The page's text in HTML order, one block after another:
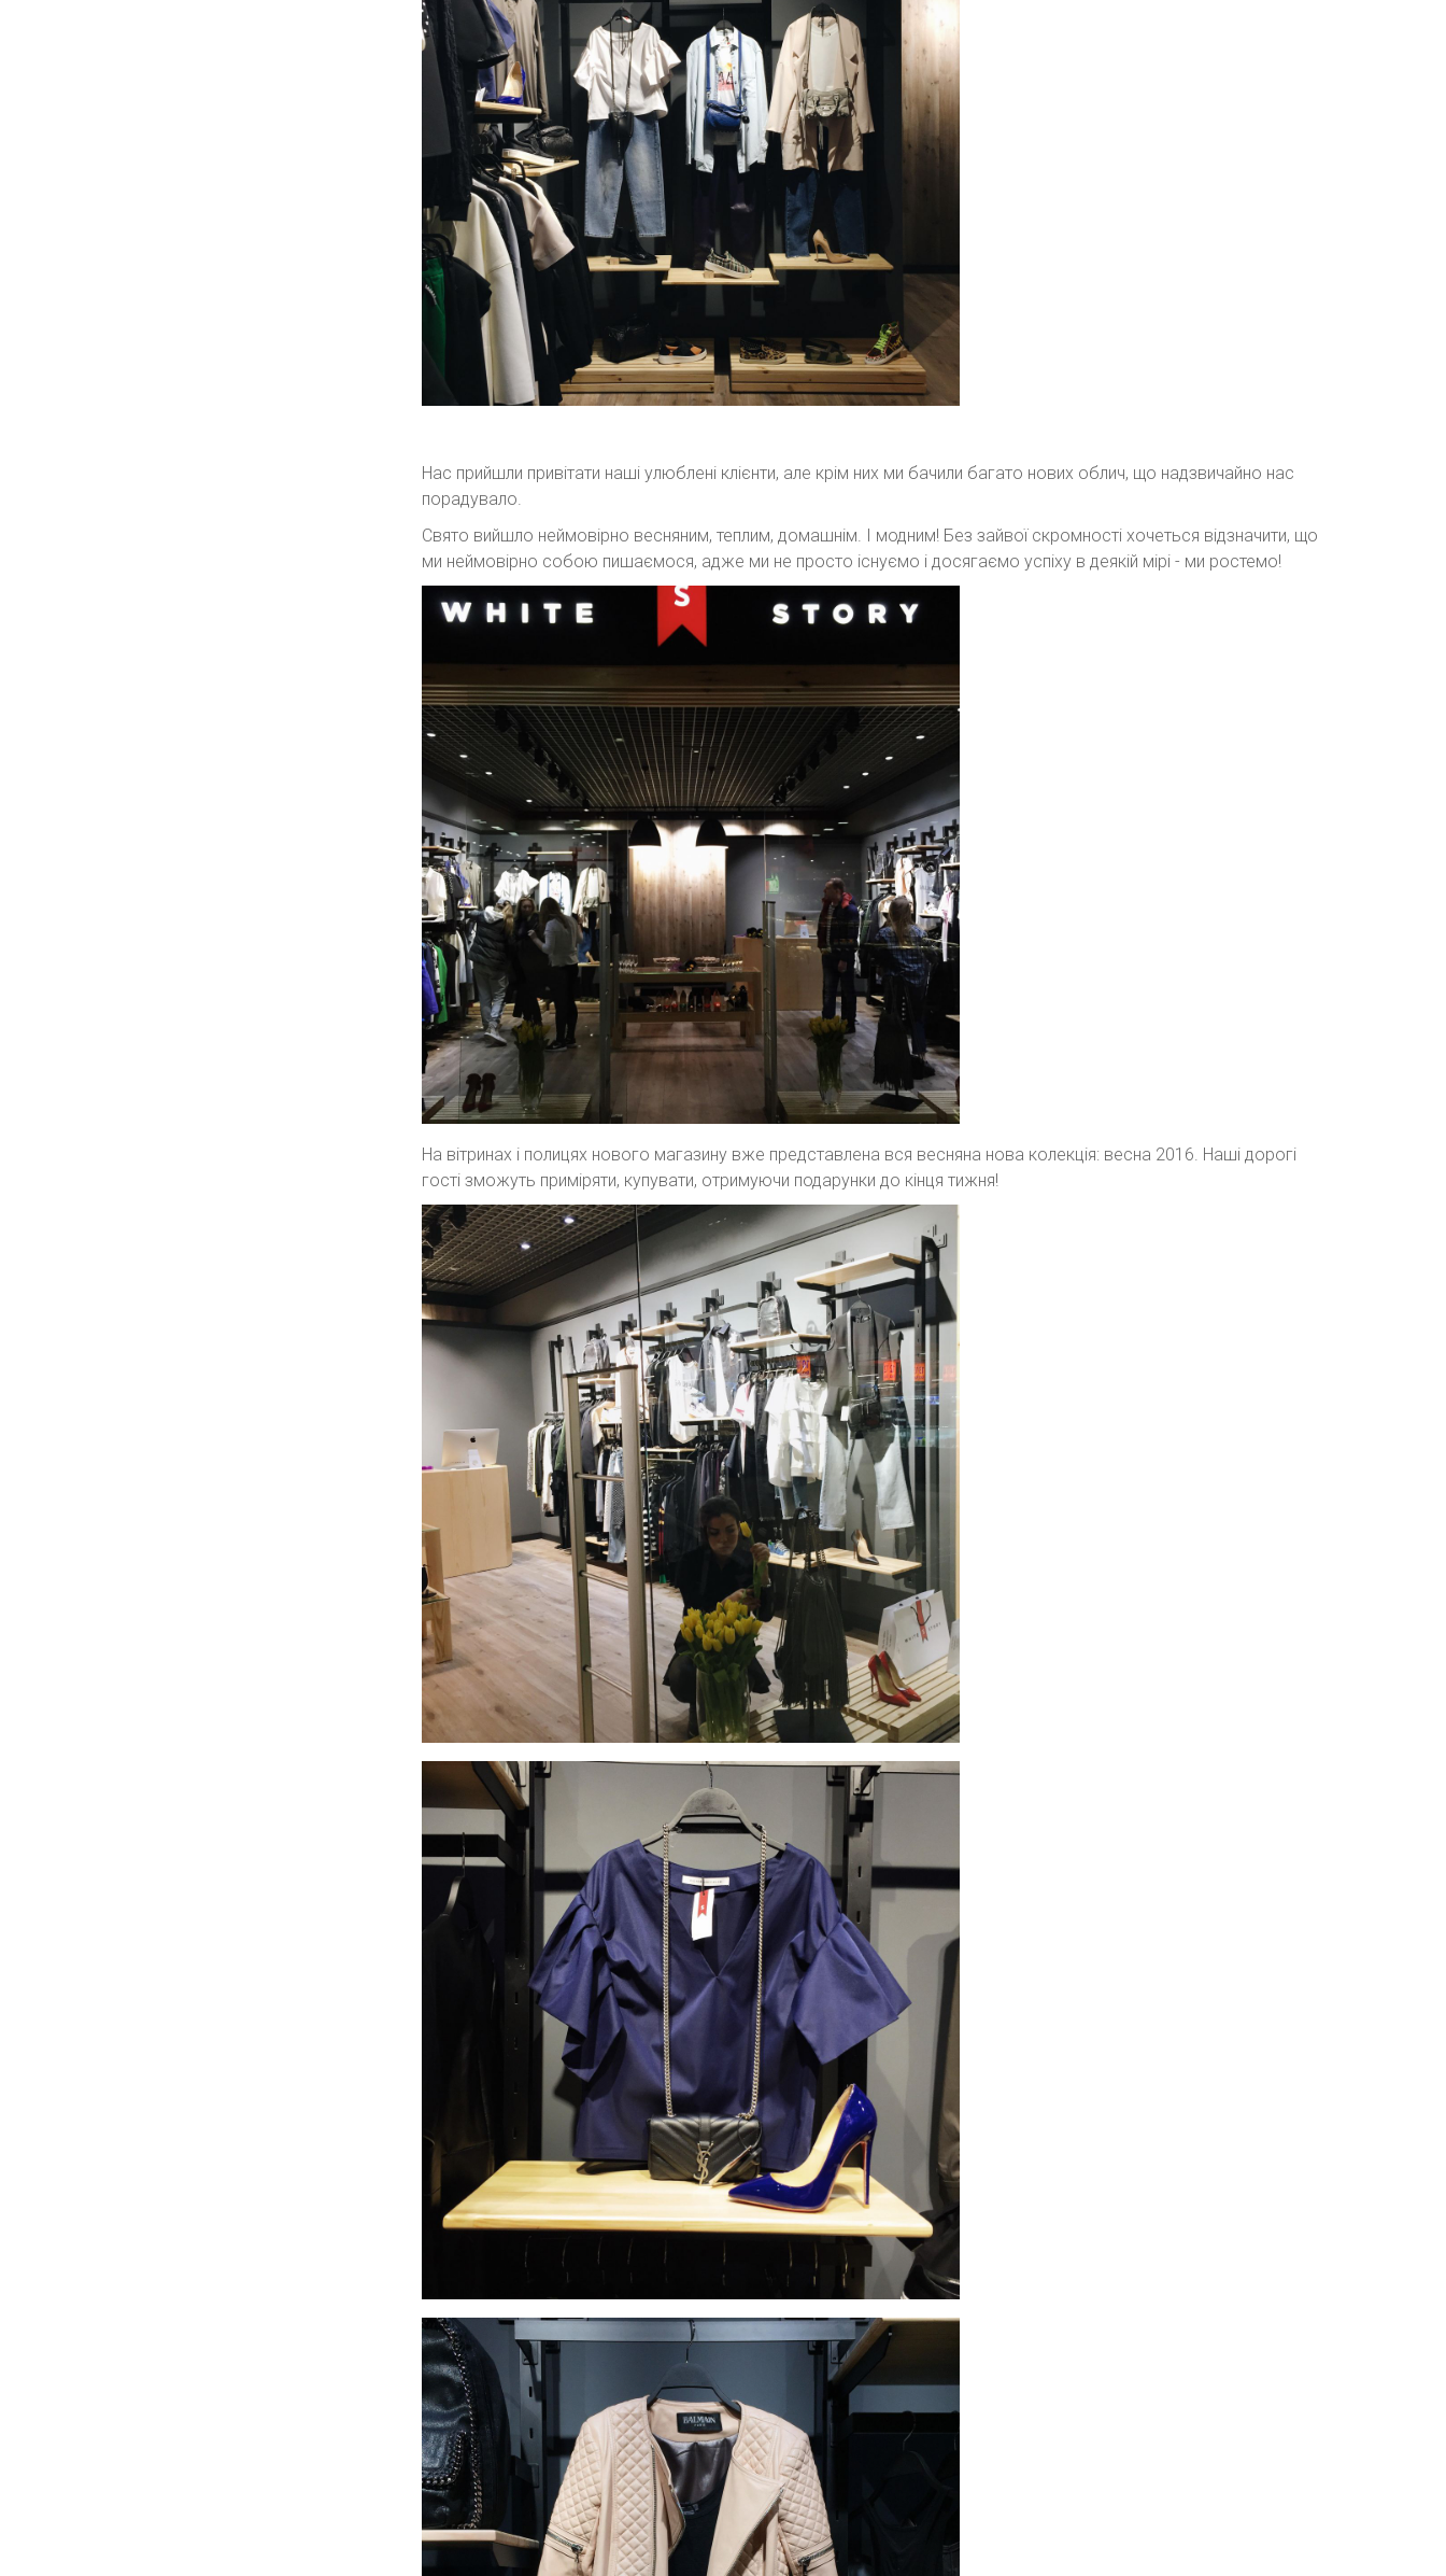
Нас прийшли привітати наші улюблені клієнти, але крім них ми бачили багато нових облич, що надзвичайно нас
порадувало.
Свято вийшло неймовірно весняним, теплим, домашнім. І модним! Без зайвої скромності хочеться відзначити, що
ми неймовірно собою пишаємося, адже ми не просто існуємо і досягаємо успіху в деякій мірі - ми ростемо!
На вітринах і полицях нового магазину вже представлена вся весняна нова колекція: весна 2016. Наші дорогі
гості зможуть приміряти, купувати, отримуючи подарунки до кінця тижня!